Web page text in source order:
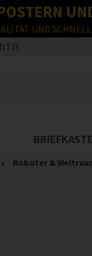
UND
» Roboter &